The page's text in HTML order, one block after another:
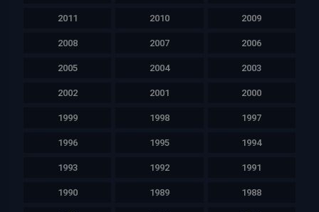
2011 2010 2009
2008 2007 2006
2005 2004 2003
2002 2001 2000
1999 1998 1997
1996 1995 1994
1993 1992 1991
1990 1989 1988